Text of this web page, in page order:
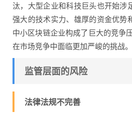
汰，大型企业和科技巨头也开始涉
强大的技术实力、雄厚的资金优势
中小区块链企业构成了巨大的竞争
在市场竞争中面临更加严峻的挑战。
监管层面的风险
法律法规不完善